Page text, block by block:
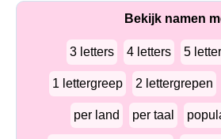
Bekijk namen
3 letters 4 letters 5
1 lettergreep 2 lettergrepen
per land per taal